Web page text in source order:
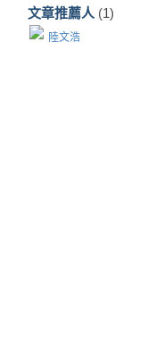
文章推薦人 (1)
陸文浩